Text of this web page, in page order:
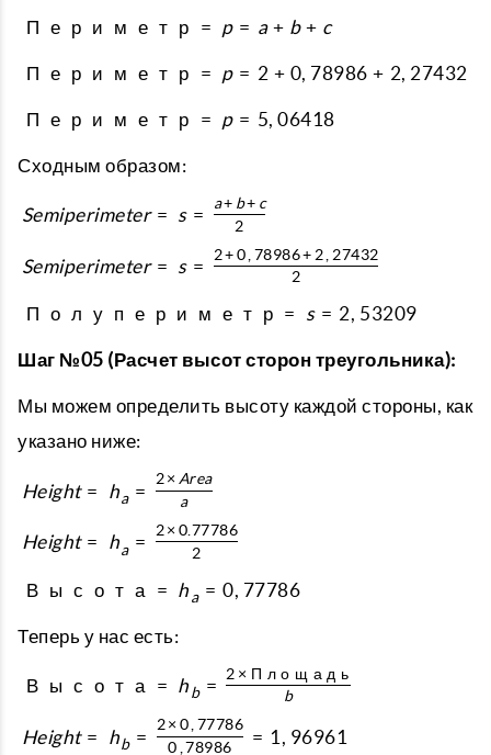
П е р и м е т р = p = a + b + c
П е р и м е т р = p = 2 + 0, 78986 + 2, 27432
П е р и м е т р = p = 5, 06418
Сходным образом:
Semiperimeter = s =
a+ b+ c
2
Semiperimeter = s =
2+0 78986+ 2 27432
2
П о л у п е р и м е т р = s = 2, 53209
Шаг №05 (Расчет высот сторон треугольника):
Мы можем определить высоту каждой стороны, как
указано ниже:
Height = ha =
2×Area
a
Height = ha =
2×0.77786
2
В ы с о т а = ha = 0 77786
Теперь у нас есть:
В ы с о т а = hb =
2 × П л о щ а д ь
b
Height = hb =
2×0,77786
0 78986
= 1 96961